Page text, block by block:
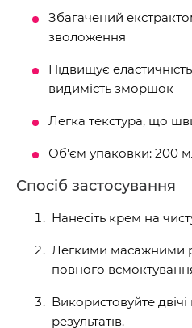
Збагачений
зволоження
Підвищує
видимість зморшок
Легка текстура, що
Об'єм упаковки: 200
Спосіб застосування
Нанесіть крем на
Легкими масажними
повного
Використовуйте
результатів.